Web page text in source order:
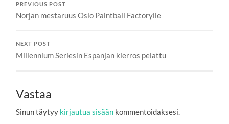
PREVIOUS POST
Norjan mestaruus Oslo Paintball Factorylle
NEXT POST
Millennium Seriesin Espanjan kierros pelattu
Vastaa
Sinun täytyy kirjautua sisään kommentoidaksesi.